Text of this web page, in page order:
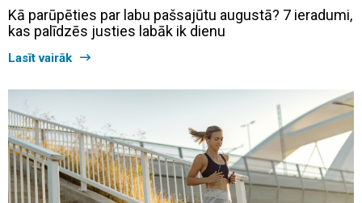
Kā parūpēties par labu pašsajūtu augustā? 7 ieradumi,
kas palīdzēs justies labāk ik dienu
Lasīt vairāk